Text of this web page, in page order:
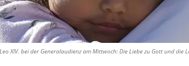
XIV. bei der Generalaudienz am Mittwoch: Die Liebe zu Gott und die